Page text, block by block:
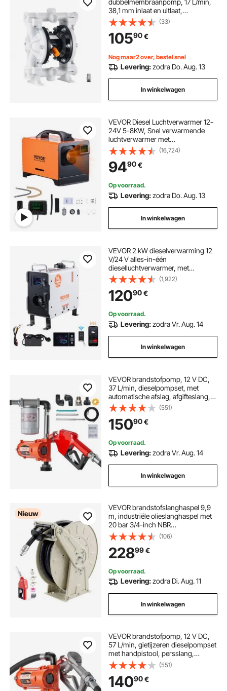
dubbelmembraanpomp, 17 L/min,
38,1 mm inlaat en uitlaat,
pneumatische afvalolie-
transportpomp, max. 100 psi,
polypropyleen behuizing,
luchtbediend voor diesel, vet,
kerosine, benzine
(33)
10590€
Nog maar2 over, bestel snel
Levering:zodra Do. Aug. 13
In winkelwagen
VEVOR Diesel Luchtverwarmer 12-
24V 5-8KW, Snel verwarmende
luchtverwarmer met
afstandsbediening en vierkant
digitaal kleurendisplay, geluidsarm,
voor camper, vrachtwagen, boot,
trailer
(16,724)
9490€
Op voorraad.
Levering:zodra Do. Aug. 13
In winkelwagen
VEVOR 2 kW dieselverwarming 12
V/24 V alles-in-één
dieselluchtverwarmer, met
Bluetooth-appbediening,
afstandsbediening, display en CO-
alarm, snel verwarmende
draagbare verticale
dieselverwarming
(1,922)
12090€
Op voorraad.
Levering:zodra Vr. Aug. 14
In winkelwagen
VEVOR brandstofpomp, 12 V DC,
37 L/min, dieselpompset, met
automatische afslag, afgifteslang,
oververhittingsbeveiliging,
stroomkabel, explosieveilig, voor
benzine, diesel en kerosine
(551)
15090€
Op voorraad.
Levering:zodra Vr. Aug. 14
In winkelwagen
Nieuw
VEVOR brandstofslanghaspel 9,9
m, industriële olieslanghaspel met
20 bar 3/4-inch NBR
slangmondstuk en automatische
oprolfunctie, intrekbare
slanghaspel voor diesel en kerosine
(106)
22899€
Op voorraad.
Levering:zodra Di. Aug. 11
In winkelwagen
VEVOR brandstofpomp, 12 V DC,
57 L/min, gietijzeren dieselpompset
met handpistool, persslang,
oververhittingsbeveiliging,
stroomkabel, explosieveilig, voor
benzine, diesel en kerosine
(551)
14090€